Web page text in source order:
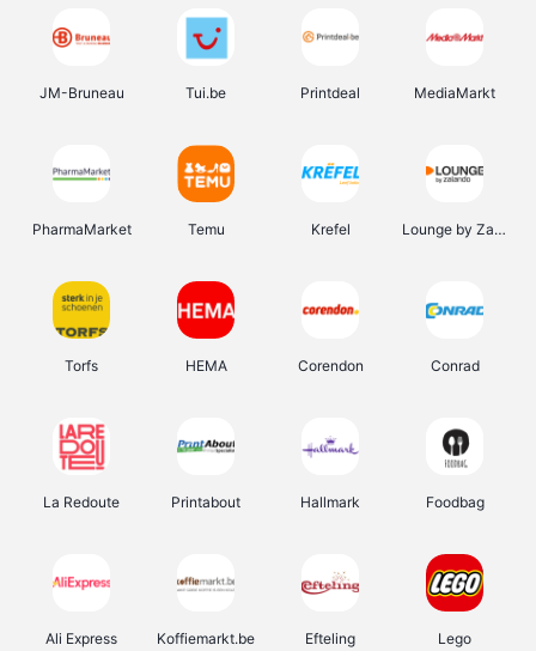
JM-Bruneau Tui.be Printdeal MediaMarkt
PharmaMarket Temu Krefel Lounge by Zalando
Torfs HEMA Corendon Conrad
La Redoute Printabout Hallmark Foodbag
Ali Express Koffiemarkt.be Efteling Lego